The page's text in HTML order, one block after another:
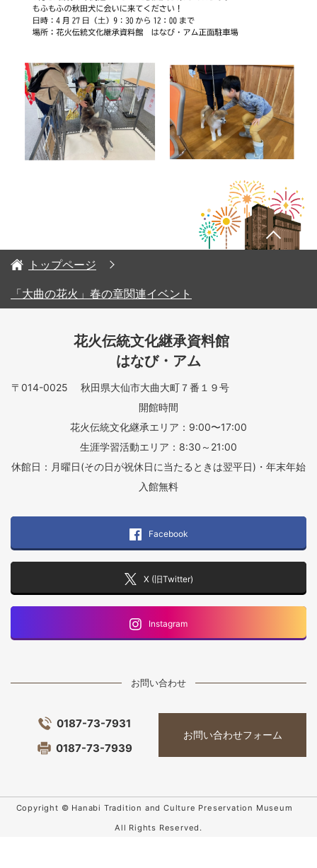
トップページ
「大曲の花火」春の章関連イベント
花火伝統文化継承資料館
はなび・アム
〒014-0025 秋田県大仙市大曲大町７番１９号
開館時間
花火伝統文化継承エリア：9:00〜17:00
生涯学習活動エリア：8:30～21:00
休館日：月曜日(その日が祝休日に当たるときは翌平日)・年末年始
入館無料
Facebook
X (旧Twitter)
Instagram
お問い合わせ
0187-73-7931
お問い合わせフォーム
0187-73-7939
Copyright © Hanabi Tradition and Culture Preservation Museum
All Rights Reserved.